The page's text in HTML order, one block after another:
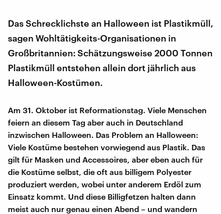
Das Schrecklichste an Halloween ist Plastikmüll,
sagen Wohltätigkeits-Organisationen in
Großbritannien: Schätzungsweise 2000 Tonnen
Plastikmüll entstehen allein dort jährlich aus
Halloween-Kostümen.
Am 31. Oktober ist Reformationstag. Viele Menschen
feiern an diesem Tag aber auch in Deutschland
inzwischen Halloween. Das Problem an Halloween:
Viele Kostüme bestehen vorwiegend aus Plastik. Das
gilt für Masken und Accessoires, aber eben auch für
die Kostüme selbst, die oft aus billigem Polyester
produziert werden, wobei unter anderem Erdöl zum
Einsatz kommt. Und diese Billigfetzen halten dann
meist auch nur genau einen Abend – und wandern